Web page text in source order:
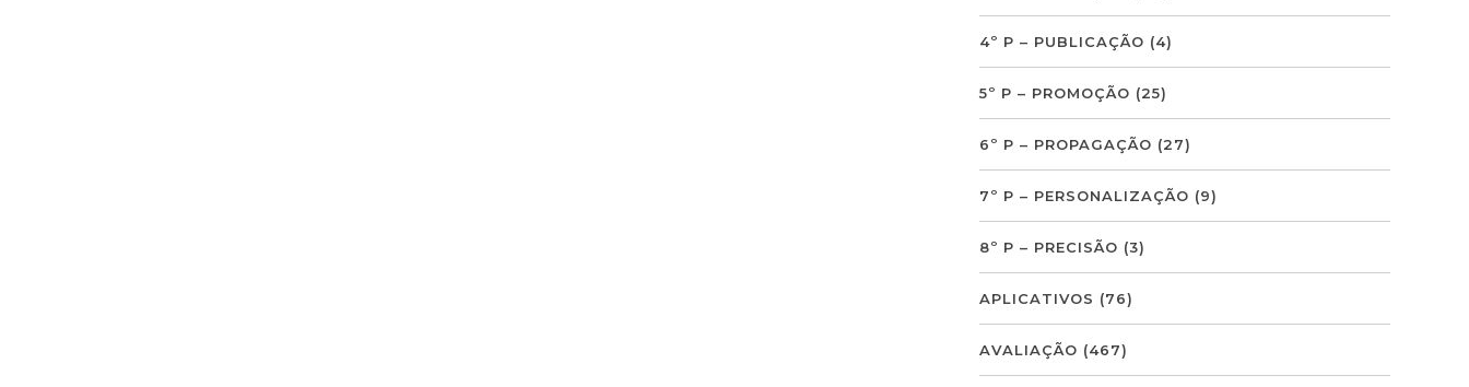
4º P – PUBLICAÇÃO (4)
5º P – PROMOÇÃO (25)
6º P – PROPAGAÇÃO (27)
7º P – PERSONALIZAÇÃO (9)
8º P – PRECISÃO (3)
APLICATIVOS (76)
AVALIAÇÃO (467)